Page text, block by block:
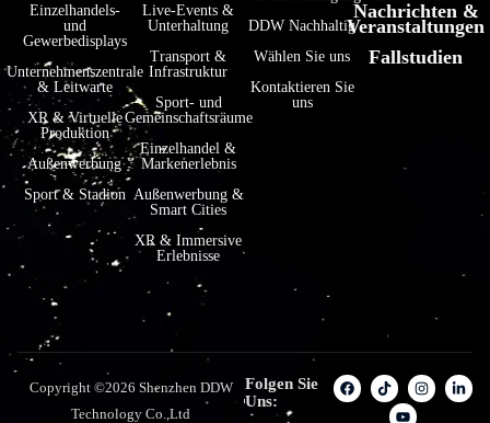
Einzelhandels-
und
Gewerbedisplays
Unternehmenszentrale
& Leitwarte
XR & Virtuelle
Produktion
Außenwerbung
Sport & Stadion
Live-Events &
Unterhaltung
Transport &
Infrastruktur
Sport- und
Gemeinschaftsräume
Einzelhandel &
Markenerlebnis
Außenwerbung &
Smart Cities
XR & Immersive
Erlebnisse
DDW Nachhaltig
Wählen Sie uns
Kontaktieren Sie
uns
Nachrichten &
Veranstaltungen
Fallstudien
Copyright ©2026 Shenzhen DDW
Technology Co.,Ltd
Folgen Sie
Uns: